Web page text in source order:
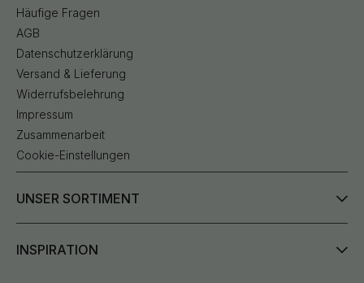
Häufige Fragen
AGB
Datenschutzerklärung
Versand & Lieferung
Widerrufsbelehrung
Impressum
Zusammenarbeit
Cookie-Einstellungen
UNSER SORTIMENT
INSPIRATION